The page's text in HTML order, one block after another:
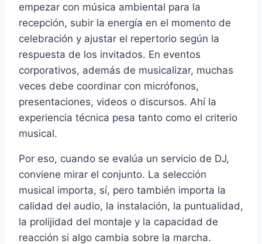
empezar con música ambiental para la
recepción, subir la energía en el momento de
celebración y ajustar el repertorio según la
respuesta de los invitados. En eventos
corporativos, además de musicalizar, muchas
veces debe coordinar con micrófonos,
presentaciones, videos o discursos. Ahí la
experiencia técnica pesa tanto como el criterio
musical.
Por eso, cuando se evalúa un servicio de DJ,
conviene mirar el conjunto. La selección
musical importa, sí, pero también importa la
calidad del audio, la instalación, la puntualidad,
la prolijidad del montaje y la capacidad de
reacción si algo cambia sobre la marcha.